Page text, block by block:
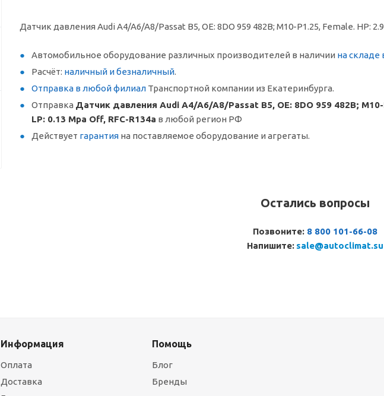
Датчик давления Audi A4/A6/A8/Passat B5, OE: 8DO 959 482B; M10-P1.25, Female. HP:
Автомобильное оборудование различных производителей в наличии на складе
Расчёт: наличный и безналичный.
Отправка в любой филиал Транспортной компании из Екатеринбурга.
Отправка Датчик давления Audi A4/A6/A8/Passat B5, OE: 8DO 959 482B;
LP: 0.13 Mpa Off, RFC-R134a в любой регион РФ
Действует гарантия на поставляемое оборудование и агрегаты.
Остались вопросы
Позвоните: 8 800 101-66-08
Напишите: sale@autoclimat.su
Информация
Оплата
Доставка
Помощь
Блог
Бренды